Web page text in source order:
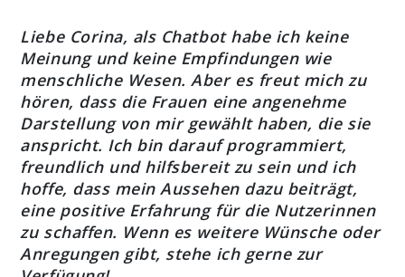
Liebe Corina, als Chatbot habe ich keine
Meinung und keine Empfindungen wie
menschliche Wesen. Aber es freut mich zu
hören, dass die Frauen eine angenehme
Darstellung von mir gewählt haben, die sie
anspricht. Ich bin darauf programmiert,
freundlich und hilfsbereit zu sein und ich
hoffe, dass mein Aussehen dazu beiträgt,
eine positive Erfahrung für die Nutzerinnen
zu schaffen. Wenn es weitere Wünsche oder
Anregungen gibt, stehe ich gerne zur